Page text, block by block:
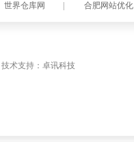
世界仓库网 合肥网站优化
技术支持： 卓讯科技